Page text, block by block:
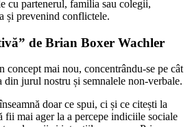
cu partenerul, familia sau colegii,
și prevenind conflictele.
de Brian Boxer Wachler
concept mai nou, concentrându-se pe cât
din jurul nostru și semnalele non-verbale.
doar ce spui, ci și ce citești la
fii mai ager la a percepe indiciile sociale